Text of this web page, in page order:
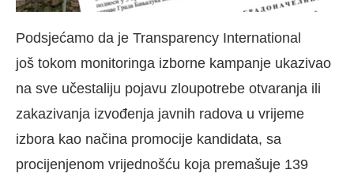
Podsjećamo da je Transparency International
još tokom monitoringa izborne kampanje ukazivao
na sve učestaliju pojavu zloupotrebe otvaranja ili
zakazivanja izvođenja javnih radova u vrijeme
izbora kao načina promocije kandidata, sa
procijenjenom vrijednošću koja premašuje 139